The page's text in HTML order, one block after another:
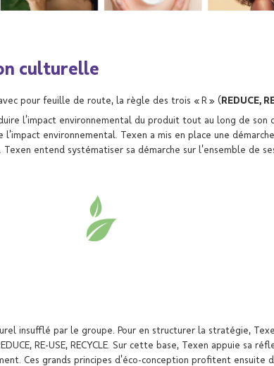
culturelle
pour feuille de route, la règle des trois « R » (REDUCE,
l’impact environnemental du produit tout au long de son
environnemental. Texen a mis en place une
entend systématiser sa démarche sur l’ensemble de
insufflé par le groupe. Pour en structurer la stratégie,
RE-USE, RECYCLE. Sur cette base, Texen appuie sa
Ces grands principes d’éco-conception profitent ensuite